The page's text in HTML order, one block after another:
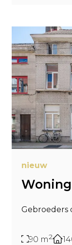
nieuw
Gebroeders
90 m2